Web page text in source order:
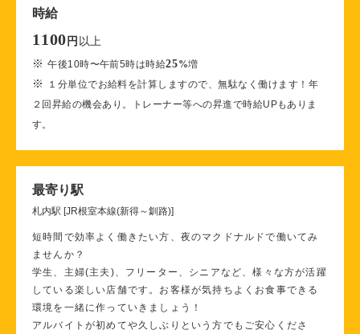
時給
1100 円 以上
※午後10時〜午前5時は時給25%増
※
１分単位でお給料を計算しますので、無駄なく働けます！年
２回昇給の機会あり。トレーナー等への昇進で時給UPもありま
す。
最寄り駅
札内駅 [JR根室本線(新得～釧路)]
短時間で効率よく働きたい方、夜のマクドナルドで働いてみ
ませんか？
学生、主婦(主夫)、フリーター、シニアなど、様々な方が活躍
している楽しい店舗です。お客様が気持ちよくお食事できる
環境を一緒に作っていきましょう！
アルバイトが初めてや久しぶりという方でもご安心くださ